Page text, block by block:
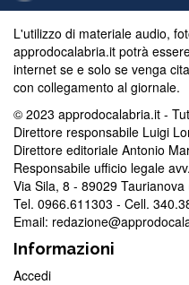
L’ultimo grave episodio si
L'utilizzo di materiale audio,
approdocalabria.it potrà
internet se e solo se venga
con collegamento al giornale.
© 2023 approdocalabria.it -
Direttore responsabile Luigi
Direttore editoriale Antonio
Responsabile ufficio legale
Via Sila, 8 - 89029 Taurianova
Tel. 0966.611303 - Cell.
Email:
Informazioni
Accedi